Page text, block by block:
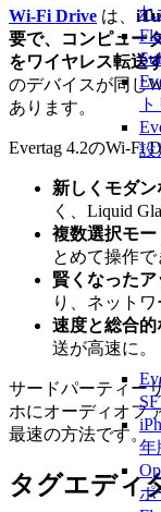
れ
設
年
ポ
Wi-Fi Drive は、
要で、コンピュー
をワイヤレス転送
のデバイスが同じ
あります。
Evertag 4.2のWi-Fi
新しくモダ
く、Liquid
複数選択モー
とめて操作
賢くなった
り、ネット
速度と総合
送が高速に。
サードパーティー
ホにオーディオフ
最速の方法です。
タグエディ